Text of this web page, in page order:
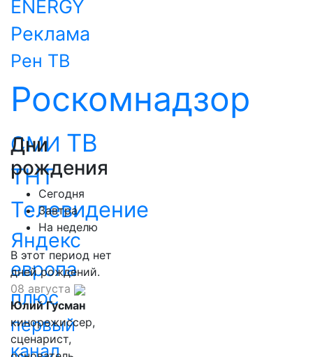
ENERGY
Реклама
Рен ТВ
Роскомнадзор
СМИ ТВ
ТНТ
Телевидение
Яндекс
европа
плюс
первый
канал
Дни
рождения
Сегодня
Завтра
На неделю
В этот период нет
дней рождений.
08 августа
Юлий Гусман
кинорежиссер,
сценарист,